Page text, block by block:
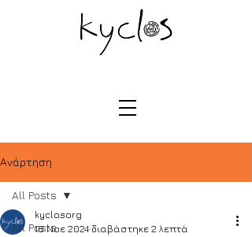
Ανάρτηση
All Posts
All Posts
kyclosorg
18 Νοε 2024 διαβάστηκε 2 λεπτά